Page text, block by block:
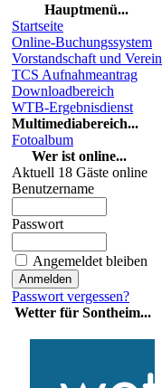
Hauptmenü...
Startseite
Online-Buchungssystem
Vorstandschaft und Verein
TCS Aufnahmeantrag
Downloadbereich
WTB-Ergebnisdienst
Multimediabereich...
Fotoalbum
Wer ist online...
Aktuell 18 Gäste online
Benutzername
Passwort
Angemeldet bleiben
Passwort vergessen?
Wetter für Sontheim...